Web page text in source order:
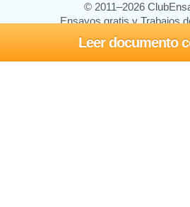
Leer documento
© 2011–2026
Ensayos gratis y Trabajos